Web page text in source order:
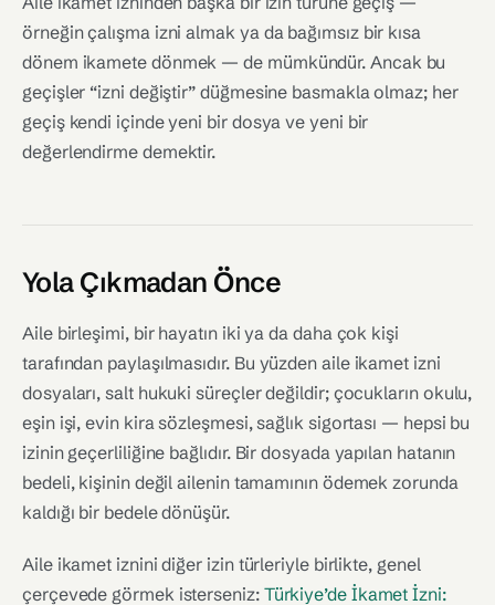
örneğin çalışma izni almak ya da bağımsız bir kısa
dönem ikamete dönmek — de mümkündür. Ancak bu
geçişler “izni değiştir” düğmesine basmakla olmaz; her
geçiş kendi içinde yeni bir dosya ve yeni bir
değerlendirme demektir.
Yola Çıkmadan Önce
Aile birleşimi, bir hayatın iki ya da daha çok kişi
tarafından paylaşılmasıdır. Bu yüzden aile ikamet izni
dosyaları, salt hukuki süreçler değildir; çocukların okulu,
eşin işi, evin kira sözleşmesi, sağlık sigortası — hepsi bu
izinin geçerliliğine bağlıdır. Bir dosyada yapılan hatanın
bedeli, kişinin değil ailenin tamamının ödemek zorunda
kaldığı bir bedele dönüşür.
Aile ikamet iznini diğer izin türleriyle birlikte, genel
çerçevede görmek isterseniz: Türkiye’de İkamet İzni: